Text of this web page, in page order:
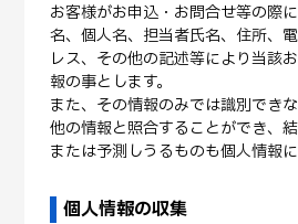
お客様がお申込・お問合せ等の際
名、個人名、担当者氏名、住所、
レス、その他の記述等により当該
報の事とします。
また、その情報のみでは識別でき
他の情報と照合することができ、
または予測しうるものも個人情報に
個人情報の収集